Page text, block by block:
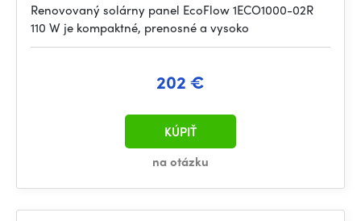
Renovovaný solárny panel EcoFlow 1ECO1000-02R
110 W je kompaktné, prenosné a vysoko
202 €
na otázku
KÚPIŤ